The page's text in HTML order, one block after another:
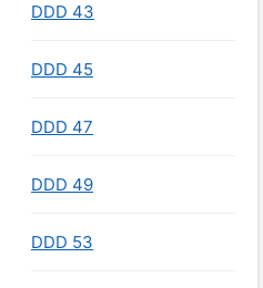
DDD 43
DDD 45
DDD 47
DDD 49
DDD 53